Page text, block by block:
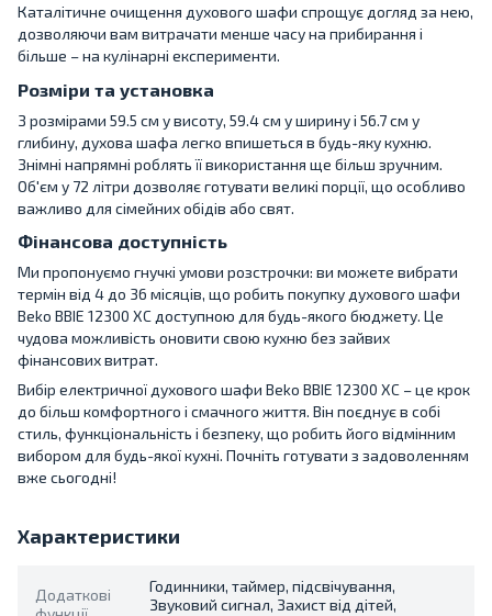
Каталітичне очищення духового шафи спрощує догляд за нею,
дозволяючи вам витрачати менше часу на прибирання і
більше – на кулінарні експерименти.
Розміри та установка
З розмірами 59.5 см у висоту, 59.4 см у ширину і 56.7 см у
глибину, духова шафа легко впишеться в будь-яку кухню.
Знімні напрямні роблять її використання ще більш зручним.
Об'єм у 72 літри дозволяє готувати великі порції, що особливо
важливо для сімейних обідів або свят.
Фінансова доступність
Ми пропонуємо гнучкі умови розстрочки: ви можете вибрати
термін від 4 до 36 місяців, що робить покупку духового шафи
Beko BBIE 12300 XC доступною для будь-якого бюджету. Це
чудова можливість оновити свою кухню без зайвих
фінансових витрат.
Вибір електричної духового шафи Beko BBIE 12300 XC – це крок
до більш комфортного і смачного життя. Він поєднує в собі
стиль, функціональність і безпеку, що робить його відмінним
вибором для будь-якої кухні. Почніть готувати з задоволенням
вже сьогодні!
Характеристики
Додаткові
Годинники, таймер, підсвічування,
Звуковий сигнал, Захист від дітей,